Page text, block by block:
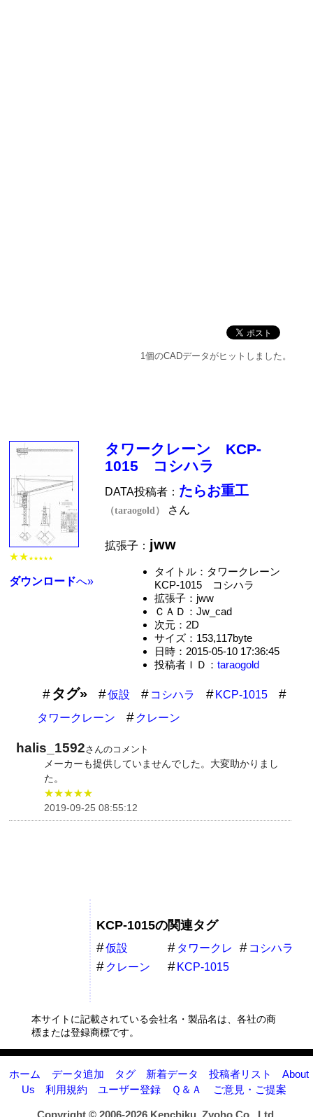
1個のCADデータがヒットしました。
★★ ★★★★★
ダウンロードへ»
タワークレーン KCP-
1015 コシハラ
DATA投稿者： たらお重工
（taraogold） さん
拡張子： jww
タイトル：タワークレーン
KCP-1015 コシハラ
拡張子：jww
ＣＡＤ：Jw_cad
次元：2D
サイズ：153,117byte
日時：2015-05-10 17:36:45
投稿者ＩＤ： taraogold
タグ» 仮設 コシハラ
KCP-1015
タワークレーン
クレーン
halis_1592さんのコメント
メーカーも提供していませんでした。大変助かりまし
た。
★★★★★
2019-09-25 08:55:12
KCP-1015の関連タグ
仮設
タワークレ
ーン
コシハラ
クレーン
KCP-1015
本サイトに記載されている会社名・製品名は、各社の商
標または登録商標です。
ホーム データ追加 タグ 新着データ 投稿者リスト
About
Us
利用規約 ユーザー登録 Ｑ＆Ａ ご意見・ご提案
Copyright © 2006-2026 Kenchiku_Zyoho Co., Ltd.